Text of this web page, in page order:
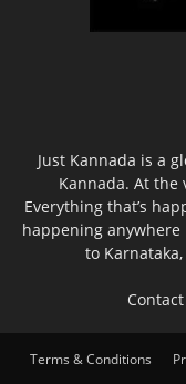
Just Kannada is a
Kannada. At the
Everything that’s
happening
to
Terms & Conditions